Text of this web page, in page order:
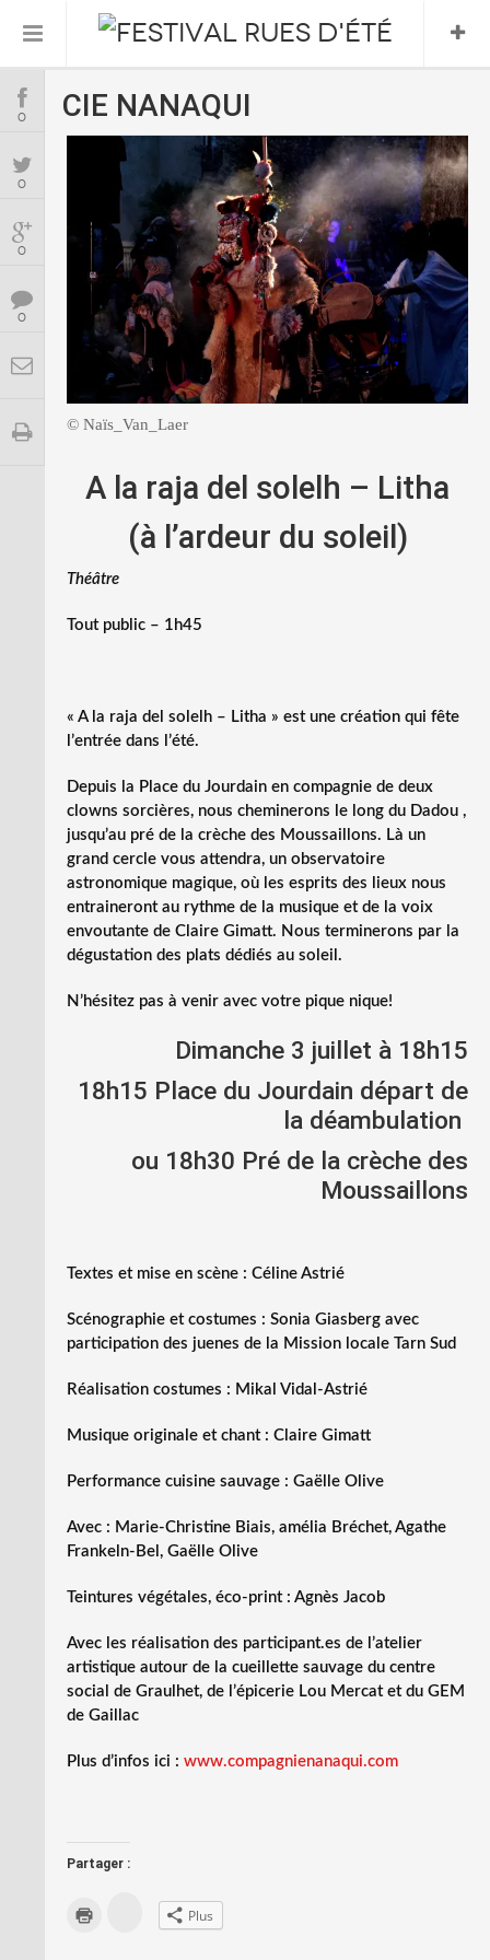
Informations Pratiques
L’association
Le Festival
FESTIVAL 2026
0
0
0
0
CIE NANAQUI
© Naïs_Van_Laer
A la raja del solelh – Litha
(à l’ardeur du soleil)
Théâtre
Tout public – 1h45
« A la raja del solelh – Litha » est une création qui fête
l’entrée dans l’été.
Depuis la Place du Jourdain en compagnie de deux
clowns sorcières, nous cheminerons le long du Dadou ,
jusqu’au pré de la crèche des Moussaillons. Là un
grand cercle vous attendra, un observatoire
astronomique magique, où les esprits des lieux nous
entraineront au rythme de la musique et de la voix
envoutante de Claire Gimatt. Nous terminerons par la
dégustation des plats dédiés au soleil.
N’hésitez pas à venir avec votre pique nique!
Dimanche 3 juillet à 18h15
18h15 Place du Jourdain départ de
la déambulation
ou 18h30 Pré de la crèche des
Moussaillons
Textes et mise en scène : Céline Astrié
Scénographie et costumes : Sonia Giasberg avec
participation des juenes de la Mission locale Tarn Sud
Réalisation costumes : Mikal Vidal-Astrié
Musique originale et chant : Claire Gimatt
Performance cuisine sauvage : Gaëlle Olive
Avec : Marie-Christine Biais, amélia Bréchet, Agathe
Frankeln-Bel, Gaëlle Olive
Teintures végétales, éco-print : Agnès Jacob
Avec les réalisation des participant.es de l’atelier
artistique autour de la cueillette sauvage du centre
social de Graulhet, de l’épicerie Lou Mercat et du GEM
de Gaillac
Plus d’infos ici : www.compagnienanaqui.com
Partager :
C Plus